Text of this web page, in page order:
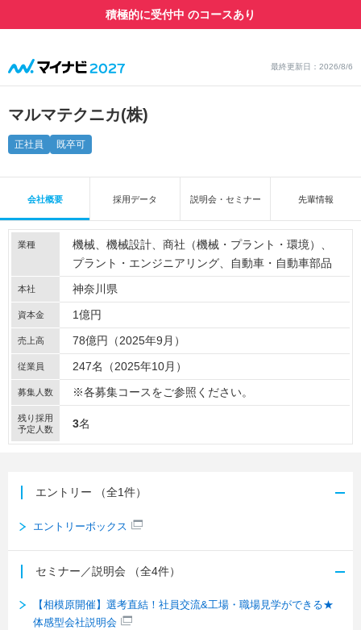
最終更新日：2026/8/6
マルマテクニカ(株)
正社員 既卒可
積極的に受付中 のコースあり
会社概要 採用データ 説明会・セミナー 先輩情報
業種 機械 機械設計
商社（機械・プラント・環境）
プラント・エンジニアリング
自動車・自動車部品
本社 神奈川県
資本金 1億円
売上高 78億円（2025年9月）
従業員 247名（2025年10月）
募集人数 ※各募集コースをご参照ください。
残り採用
予定人数
3名
エントリー （全1件）
エントリーボックス
セミナー／説明会 （全4件）
【相模原開催】選考直結！社員交流&工場・職場見学ができる★
体感型会社説明会